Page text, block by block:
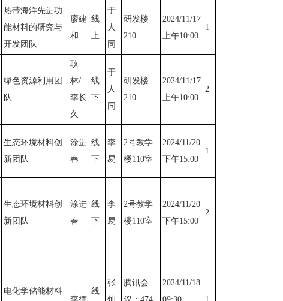
热带海洋先进功
能材料的研究与
开发团队
廖建
和
线
上
于
人
同
研发楼
210
2024/11/17
上午10:00
1
绿色资源利用团
队
耿
林/
李长
久
线
下
于
人
同
研发楼
210
2024/11/17
上午10:00
2
生态环境材料创
新团队
涂进
春
线
下
李
易
2号教学
楼110室
2024/11/20
下午15:00
1
生态环境材料创
新团队
涂进
春
线
下
李
易
2号教学
楼110室
2024/11/20
下午15:00
2
电化学储能材料
线
张
腾讯会
2024/11/18